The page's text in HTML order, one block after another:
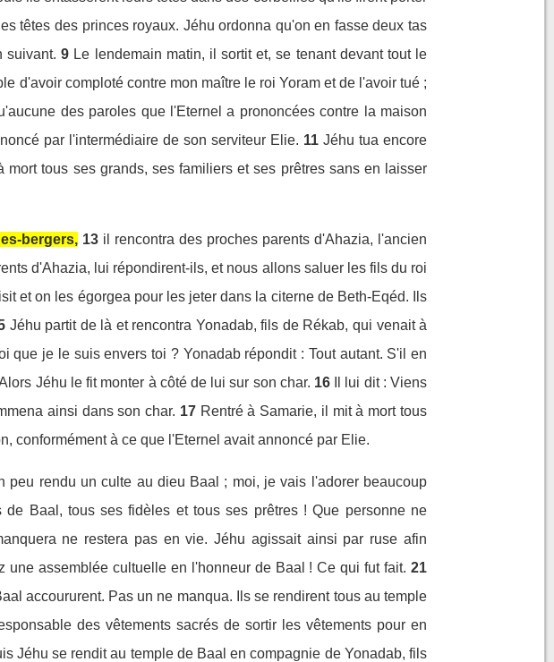
têtes des princes royaux. Jéhu ordonna qu'on en fasse deux tas
suivant. 9 Le lendemain matin, il sortit et, se tenant devant tout le
d'avoir comploté contre mon maître le roi Yoram et de l'avoir tué ;
des paroles que l'Eternel a prononcées contre la maison
par l'intermédiaire de son serviteur Elie. 11 Jéhu tua encore
tous ses grands, ses familiers et ses prêtres sans en laisser
bergers, 13 il rencontra des proches parents d'Ahazia, l'ancien
d'Ahazia, lui répondirent-ils, et nous allons saluer les fils du roi
et on les égorgea pour les jeter dans la citerne de Beth-Eqéd. Ils
Jéhu partit de là et rencontra Yonadab, fils de Rékab, qui venait à
je le suis envers toi ? Yonadab répondit : Tout autant. S'il en
Jéhu le fit monter à côté de lui sur son char. 16
Il lui dit : Viens
ainsi dans son char. 17 Rentré à Samarie, il mit à mort tous
conformément à ce que l'Eternel avait annoncé par Elie.
rendu un culte au dieu Baal ; moi, je vais l'adorer beaucoup
Baal, tous ses fidèles et tous ses prêtres ! Que personne ne
ne restera pas en vie. Jéhu agissait ainsi par ruse afin
une assemblée cultuelle en l'honneur de Baal ! Ce qui fut fait. 21
accoururent. Pas un ne manqua. Ils se rendirent tous au temple
des vêtements sacrés de sortir les vêtements pour en
Jéhu se rendit au temple de Baal en compagnie de Yonadab, fils